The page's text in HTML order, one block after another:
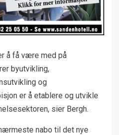
å få være med på
byutvikling,
og
er å etablere og utvikle
sier Bergh.
nabo til det nye